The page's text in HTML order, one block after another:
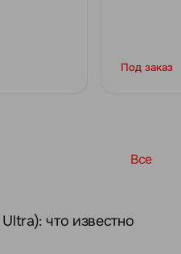
Под заказ
Все
что известно